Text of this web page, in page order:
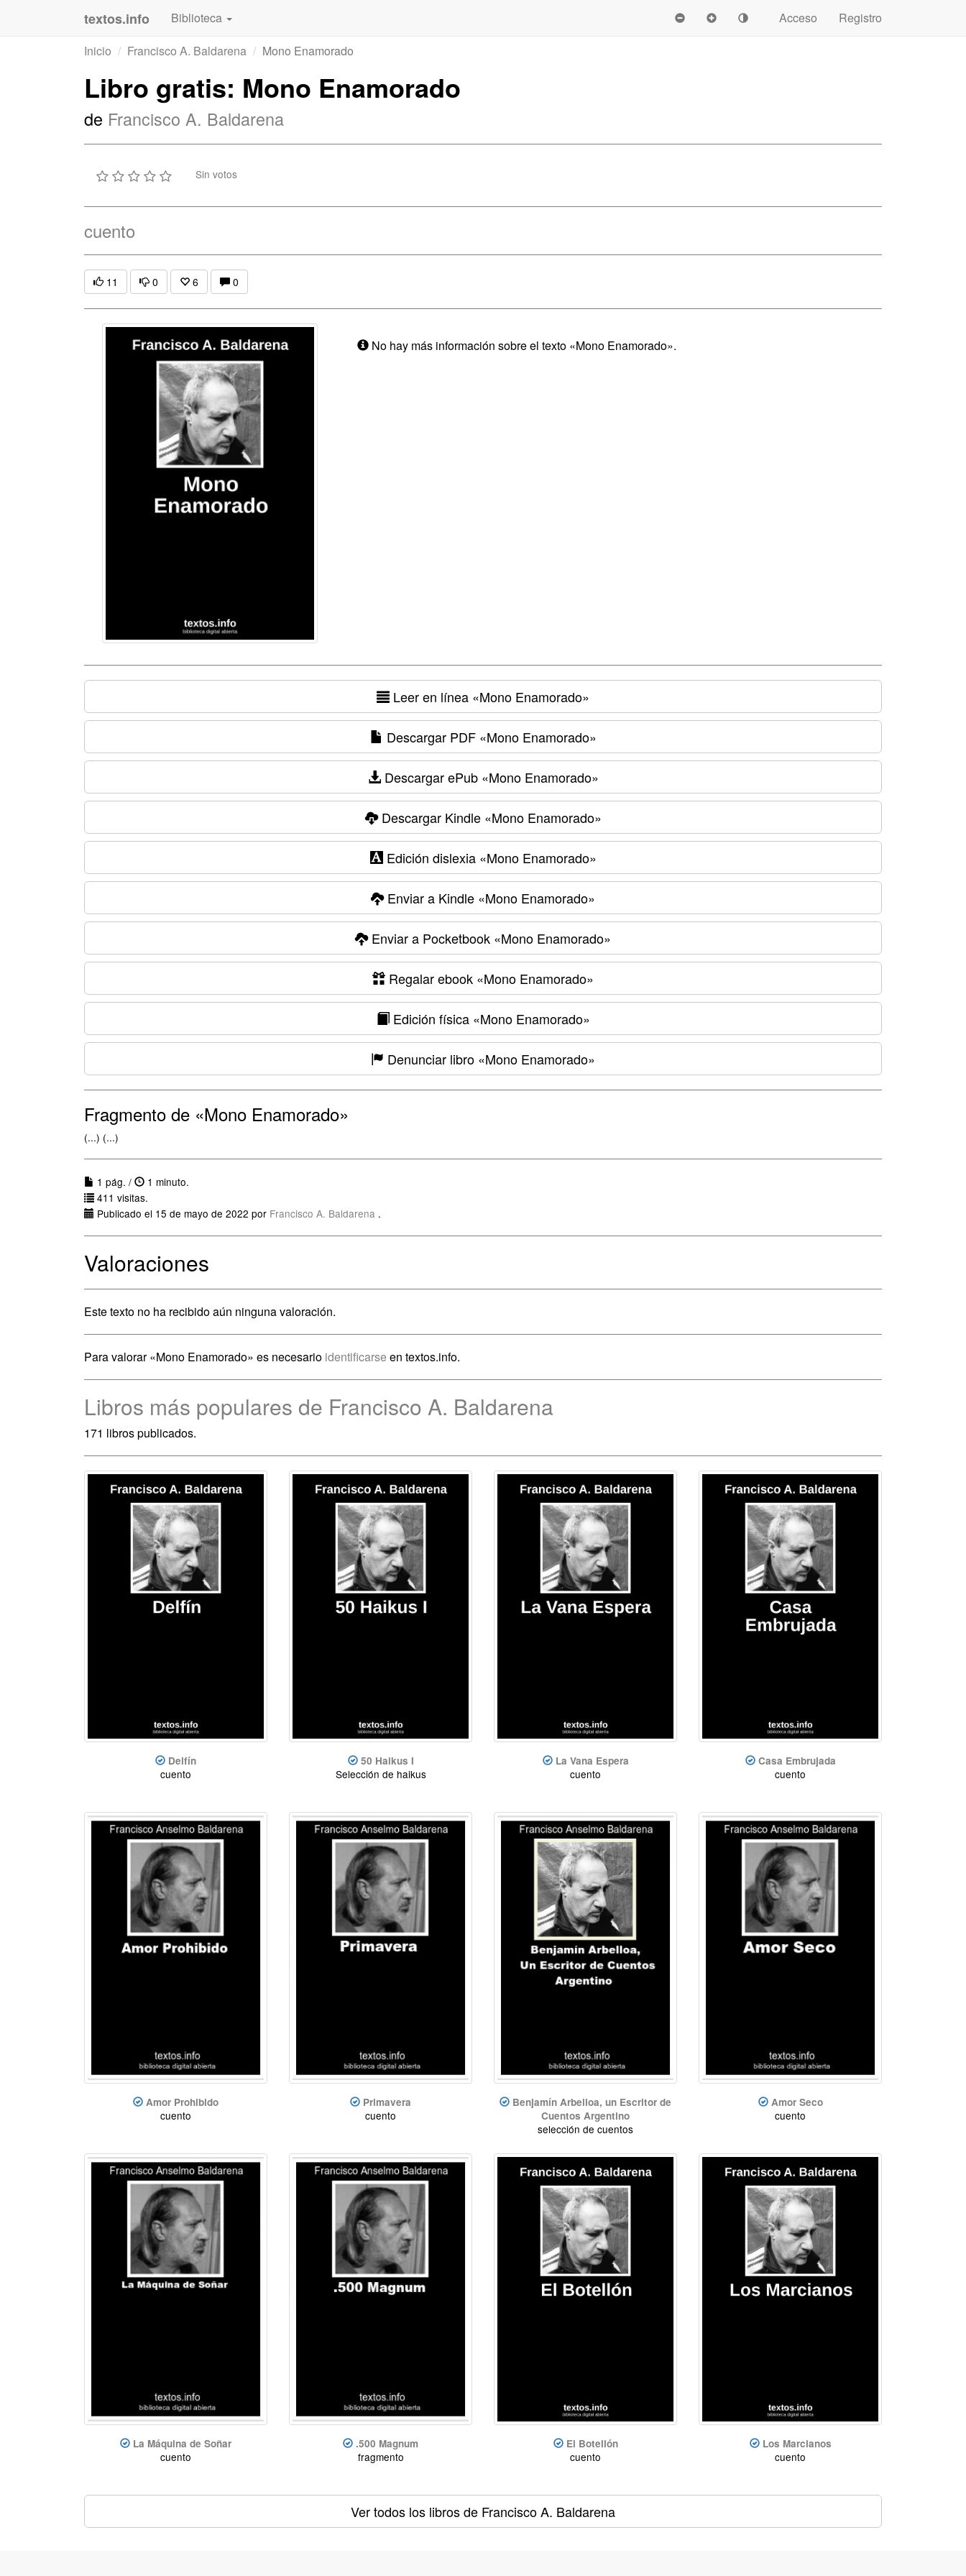
textos.info Biblioteca Acceso
Registro
Inicio
Francisco A. Baldarena Mono Enamorado
Libro gratis: Mono Enamorado
de Francisco A. Baldarena
Sin votos
cuento
11 0 6 0
No hay más información sobre el texto «Mono Enamorado».
Leer en línea «Mono Enamorado»
Descargar PDF«Mono Enamorado»
Descargar ePub«Mono Enamorado»
Descargar Kindle«Mono Enamorado»
Edición dislexia«Mono Enamorado»
Enviar a Kindle «Mono Enamorado»
Enviar a Pocketbook «Mono Enamorado»
Regalar ebook «Mono Enamorado»
Edición física«Mono Enamorado»
Denunciar libro «Mono Enamorado»
Fragmento de «Mono Enamorado»
(...) (...)
1 pág. /
1 minuto.
411 visitas.
Publicado el 15 de mayo de 2022 por Francisco A. Baldarena .
Valoraciones
Este texto no ha recibido aún ninguna valoración.
Para valorar «Mono Enamorado» es necesario identificarse en textos.info.
Libros más populares de Francisco A. Baldarena
171 libros publicados.
Delfín
cuento
50 Haikus I
Selección de haikus
La Vana Espera
cuento
Casa Embrujada
cuento
Amor Prohibido
cuento
Primavera
cuento
Benjamín Arbelloa, un Escritor de
Cuentos Argentino
selección de cuentos
Amor Seco
cuento
La Máquina de Soñar
cuento
.500 Magnum
fragmento
El Botellón
cuento
Los Marcianos
cuento
Ver todos los librosde Francisco A. Baldarena